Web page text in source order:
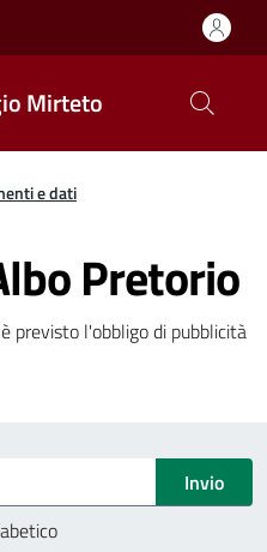
Mirteto
e dati
Pretorio
previsto l'obbligo di pubblicità
Invio